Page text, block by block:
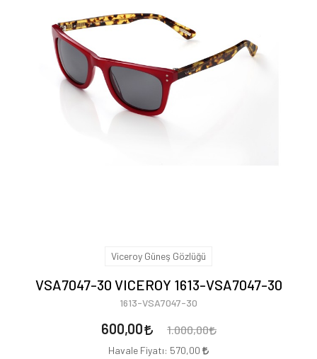
Viceroy Güneş Gözlüğü
VSA7047-30 VICEROY 1613-VSA7047-30
1613-VSA7047-30
600,00 1.000,00
Havale Fiyatı: 570,00